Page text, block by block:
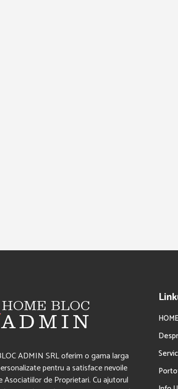
ADMIN SRL oferim o gama larga
pentru a satisface nevoile
Asociatiilor de Proprietari. Cu ajutorul